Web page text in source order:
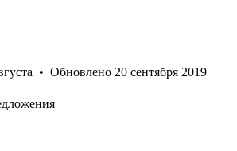
• Обновлено 20 сентября 2019